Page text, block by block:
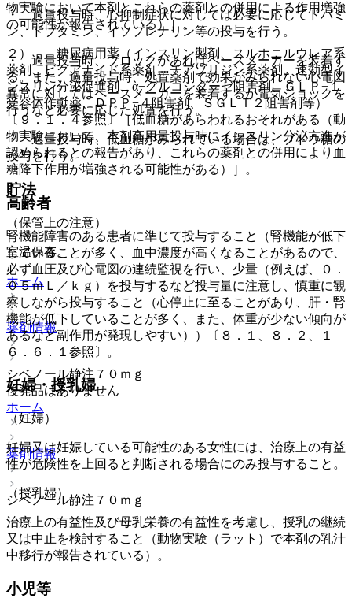
・ 過量投与時、心抑制症状に対しては必要に応じてドパミ
ン、ドブタミン、イソプレナリン等の投与を行う。
・ 過量投与時、ブロックがあればペースメーカーを装着す
る。また、過量投与時、処置薬剤で効果がみられない心電図
異常に対してはペースメーカーを装着するか電気ショックを
行うなど必要に応じた処置を行う。
・ 過量投与時、低血糖がみられている場合は、ブドウ糖の
投与を行う。
貯法
（保管上の注意）
室温保存。
ホーム
薬剤情報
シベノール静注７０ｍｇ
後発品はありません
ホーム
薬剤情報
シベノール静注７０ｍｇ
物実験において本剤とこれらの薬剤との併用による作用増強
の可能性が報告されている）］。
２）． 糖尿病用薬（インスリン製剤、スルホニルウレア系
薬剤、ビグアナイド系薬剤、チアゾリジン系薬剤、速効型イ
ンスリン分泌促進剤、α−グルコシダーゼ阻害剤、ＧＬＰ−１
受容体作動薬、ＤＰＰ−４阻害剤、ＳＧＬＴ２阻害剤等）
〔９．１．４参照〕［低血糖があらわれるおそれがある（動
物実験において、本剤高用量投与時にインスリン分泌亢進が
認められるとの報告があり、これらの薬剤との併用により血
糖降下作用が増強される可能性がある）］。
高齢者
腎機能障害のある患者に準じて投与すること（腎機能が低下
していることが多く、血中濃度が高くなることがあるので、
必ず血圧及び心電図の連続監視を行い、少量（例えば、０．
０５ｍＬ／ｋｇ）を投与するなど投与量に注意し、慎重に観
察しながら投与すること（心停止に至ることがあり、肝・腎
機能が低下していることが多く、また、体重が少ない傾向が
あるなど副作用が発現しやすい））〔８．１、８．２、１
６．６．１参照〕。
妊婦・授乳婦
（妊婦）
妊婦又は妊娠している可能性のある女性には、治療上の有益
性が危険性を上回ると判断される場合にのみ投与すること。
（授乳婦）
治療上の有益性及び母乳栄養の有益性を考慮し、授乳の継続
又は中止を検討すること（動物実験（ラット）で本剤の乳汁
中移行が報告されている）。
小児等